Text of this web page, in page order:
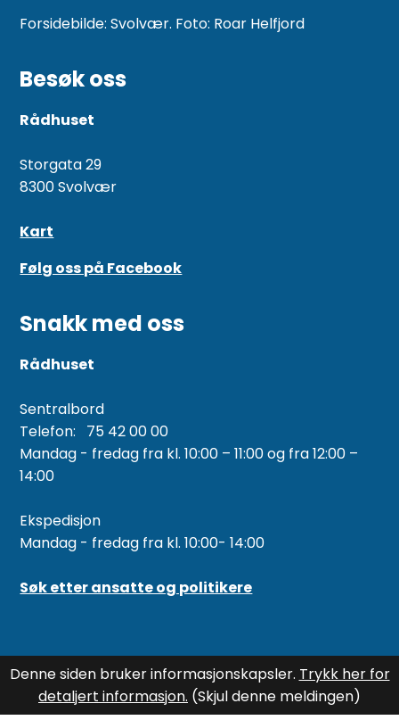
Forsidebilde: Svolvær. Foto: Roar Helfjord
Besøk oss
Rådhuset
Storgata 29
8300 Svolvær
Kart
Følg oss på Facebook
Snakk med oss
Rådhuset
Sentralbord
Telefon: 75 42 00 00
Mandag - fredag fra kl. 10:00 – 11:00 og fra 12:00 –
14:00
Ekspedisjon
Mandag - fredag fra kl. 10:00- 14:00
Søk etter ansatte og politikere
Denne siden bruker informasjonskapsler. Trykk her for
detaljert informasjon. (Skjul denne meldingen)